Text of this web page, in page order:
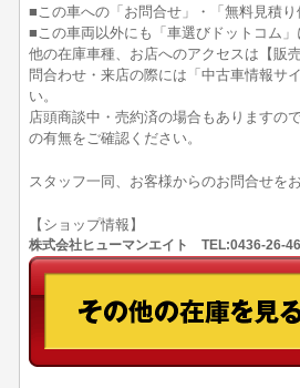
■この車への「お問合せ」・「無料見積
■この車両以外にも「車選びドットコム
他の在庫車種、お店へのアクセスは【販
問合わせ・来店の際には「中古車情報サ
い。
店頭商談中・売約済の場合もありますの
の有無をご確認ください。
スタッフ一同、お客様からのお問合せを
【ショップ情報】
株式会社ヒューマンエイト TEL:0436-26-